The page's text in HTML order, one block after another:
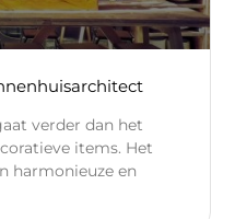
verder dan het
items. Het
harmonieuze en